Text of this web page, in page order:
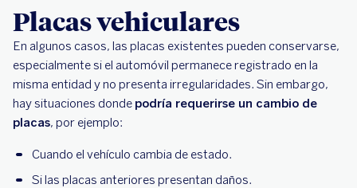
Placas vehiculares
En algunos casos, las placas existentes pueden conservarse,
especialmente si el automóvil permanece registrado en la
misma entidad y no presenta irregularidades. Sin embargo,
hay situaciones donde podría requerirse un cambio de
placas, por ejemplo:
Cuando el vehículo cambia de estado.
Si las placas anteriores presentan daños.